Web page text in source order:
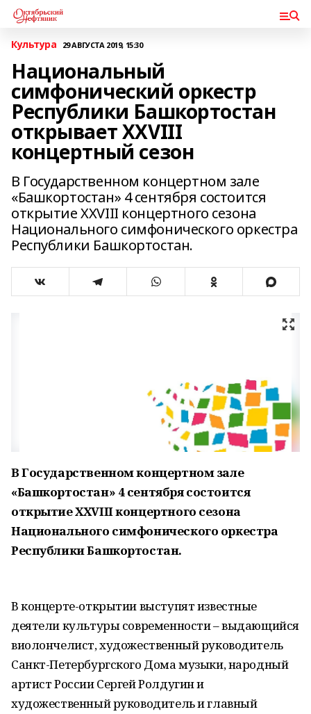
Культура 29 АВГУСТА 2019, 15:30
Национальный
симфонический оркестр
Республики Башкортостан
открывает XXVIII
концертный сезон
В Государственном концертном зале
«Башкортостан» 4 сентября состоится
открытие XXVIII концертного сезона
Национального симфонического оркестра
Республики Башкортостан.
В Государственном концертном зале
«Башкортостан» 4 сентября состоится
открытие XXVIII концертного сезона
Национального симфонического оркестра
Республики Башкортостан.
В концерте-открытии выступят известные
деятели культуры современности – выдающийся
виолончелист, художественный руководитель
Санкт-Петербургского Дома музыки, народный
артист России Сергей Ролдугин и
художественный руководитель и главный